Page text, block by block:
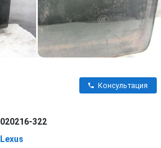
Консультация
020216-322
Lexus